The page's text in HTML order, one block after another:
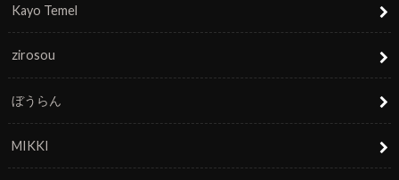
Kayo Temel
zirosou
ぼうらん
MIKKI